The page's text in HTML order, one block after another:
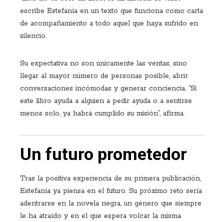
escribe Estefanía en un texto que funciona como carta
de acompañamiento a todo aquel que haya sufrido en
silencio.
Su expectativa no son únicamente las ventas, sino
llegar al mayor número de personas posible, abrir
conversaciones incómodas y generar conciencia. “Si
este libro ayuda a alguien a pedir ayuda o a sentirse
menos solo, ya habrá cumplido su misión”, afirma.
Un futuro prometedor
Tras la positiva experiencia de su primera publicación,
Estefanía ya piensa en el futuro. Su próximo reto sería
adentrarse en la novela negra, un género que siempre
le ha atraído y en el que espera volcar la misma